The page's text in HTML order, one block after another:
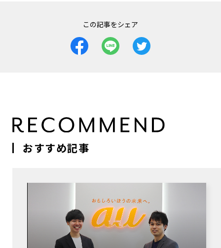
この記事をシェア
おすすめ記事